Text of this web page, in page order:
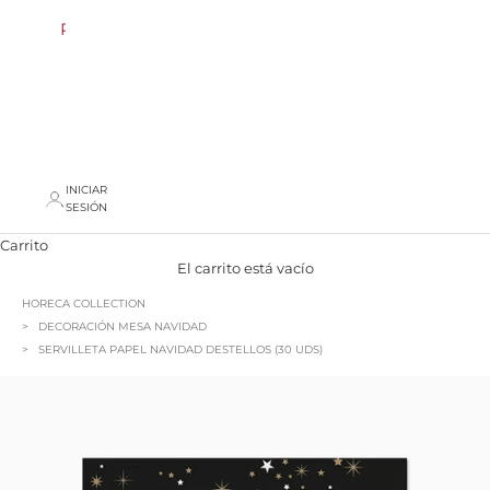
REBAJAS
INICIAR
SESIÓN
Carrito
El carrito está vacío
HORECA COLLECTION
DECORACIÓN MESA NAVIDAD
SERVILLETA PAPEL NAVIDAD DESTELLOS (30 UDS)